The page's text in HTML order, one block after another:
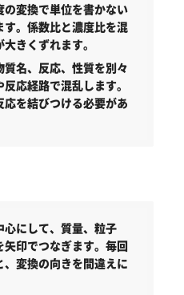
変換で単位を書かない
す。係数比と濃度比を混
きくずれます。
名、反応、性質を別々
応経路で混乱します。
を結びつける必要があ
にして、質量、粒子
印でつなぎます。毎回
変換の向きを間違えに